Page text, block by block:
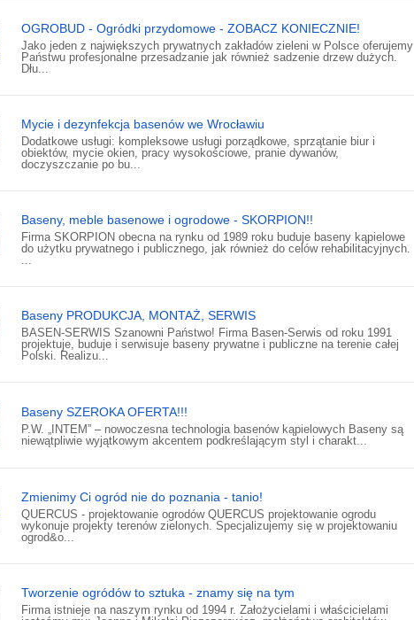
OGROBUD - Ogródki przydomowe - ZOBACZ KONIECZNIE!
Jako jeden z największych prywatnych zakładów zieleni w Polsce oferujemy
Państwu profesjonalne przesadzanie jak również sadzenie drzew dużych.
Dłu...
Mycie i dezynfekcja basenów we Wrocławiu
Dodatkowe usługi: kompleksowe usługi porządkowe, sprzątanie biur i
obiektów, mycie okien, pracy wysokościowe, pranie dywanów,
doczyszczanie po bu...
Baseny, meble basenowe i ogrodowe - SKORPION!!
Firma SKORPION obecna na rynku od 1989 roku buduje baseny kąpielowe
do użytku prywatnego i publicznego, jak również do celów rehabilitacyjnych.
...
Baseny PRODUKCJA, MONTAŻ, SERWIS
BASEN-SERWIS Szanowni Państwo! Firma Basen-Serwis od roku 1991
projektuje, buduje i serwisuje baseny prywatne i publiczne na terenie całej
Polski. Realizu...
Baseny SZEROKA OFERTA!!!
P.W. „INTEM” – nowoczesna technologia basenów kąpielowych Baseny są
niewątpliwie wyjątkowym akcentem podkreślającym styl i charakt...
Zmienimy Ci ogród nie do poznania - tanio!
QUERCUS - projektowanie ogrodów QUERCUS projektowanie ogrodu
wykonuje projekty terenów zielonych. Specjalizujemy się w projektowaniu
ogrod&o...
Tworzenie ogródów to sztuka - znamy się na tym
Firma istnieje na naszym rynku od 1994 r. Założycielami i właścicielami